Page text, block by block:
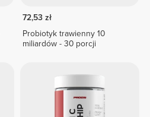
72,53 zł
Probiotyk trawienny 10
miliardów - 30 porcji